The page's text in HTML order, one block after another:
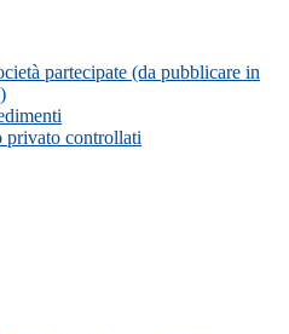
partecipate (da pubblicare in
controllati